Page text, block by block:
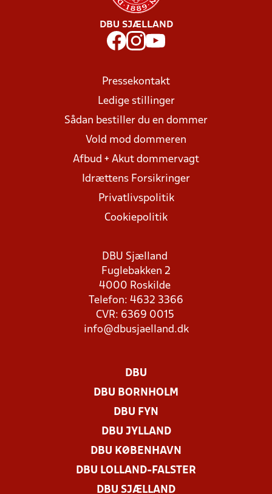
DBU SJÆLLAND
Pressekontakt
Ledige stillinger
Sådan bestiller du en dommer
Vold mod dommeren
Afbud + Akut dommervagt
Idrættens Forsikringer
Privatlivspolitik
Cookiepolitik
DBU Sjælland
Fuglebakken 2
4000 Roskilde
Telefon: 4632 3366
CVR: 6369 0015
info@dbusjaelland.dk
DBU
DBU BORNHOLM
DBU FYN
DBU JYLLAND
DBU KØBENHAVN
DBU LOLLAND-FALSTER
DBU SJÆLLAND